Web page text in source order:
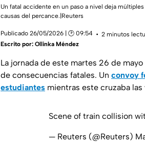
Un fatal accidente en un paso a nivel deja
causas del percance.|Reuters
Publicado 26/05/2026 | 🕑 09:54
2 minutos
Escrito por: Ollinka Méndez
La jornada de este martes 26 de
de consecuencias fatales. Un convoy
estudiantes mientras este cruzaba las
Scene of train collision
— Reuters (@Reuters)